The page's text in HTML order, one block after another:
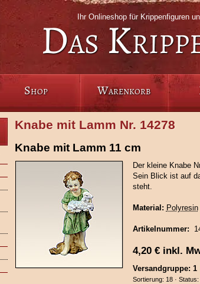
Ihr Onlineshop für Krippenfiguren
Das
Shop Warenkorb
Knabe mit Lamm Nr. 14278
Knabe mit Lamm 11 cm
Der kleine Knabe
Sein Blick ist auf
steht.
Material: Polyresin
Artikelnummer:
4,20 €inkl.
Versandgruppe: 1
Sortierung: 18 · Status: